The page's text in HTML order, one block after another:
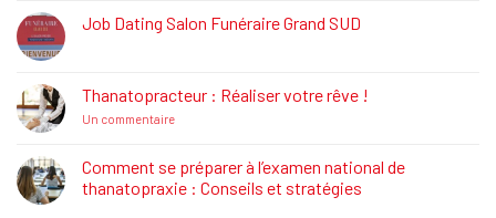
Définition,
Rôle
Job Dating Salon Funéraire Grand SUD
Job
Dating
Salon
SUD
Thanatopracteur : Réaliser votre rêve !
Un commentairesur
Réaliser
votre
rêve
Comment se préparer à l’examen national de
thanatopraxie : Conseils et stratégies